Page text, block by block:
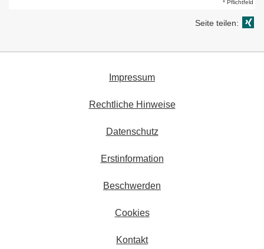
* Pflichtfeld
Seite teilen:
Impressum
Rechtliche Hinweise
Datenschutz
Erstinformation
Beschwerden
Cookies
Kontakt